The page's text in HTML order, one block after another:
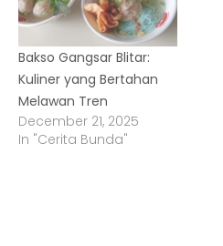
Bakso Gangsar Blitar:
Kuliner yang Bertahan
Melawan Tren
December 21, 2025
In "Cerita Bunda"